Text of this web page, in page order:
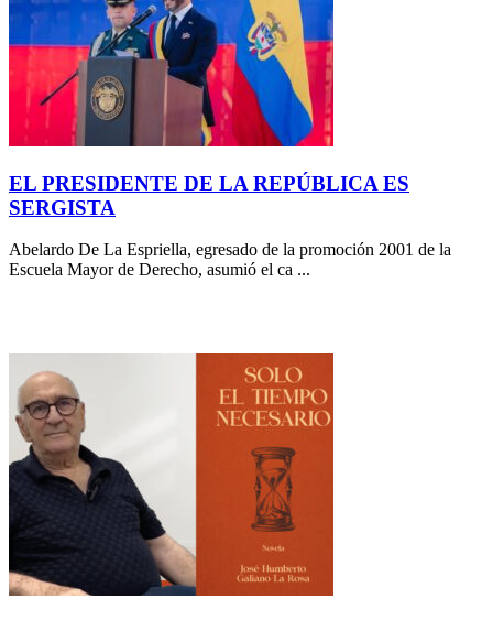
EL PRESIDENTE DE LA REPÚBLICA ES
SERGISTA
Abelardo De La Espriella, egresado de la promoción 2001 de la
Escuela Mayor de Derecho, asumió el ca ...